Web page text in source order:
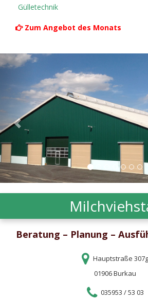
Gülletechnik
Zum Angebot des Monats
Previous
Beratung – Planung –
Hauptstraße 307g
01906 Burkau
035953 / 53 03